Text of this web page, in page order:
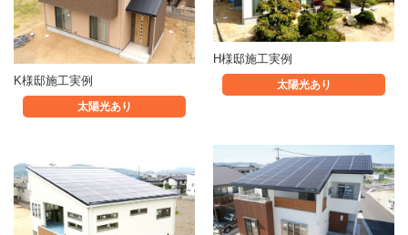
K様邸施工実例
太陽光あり
H様邸施工実例
太陽光あり